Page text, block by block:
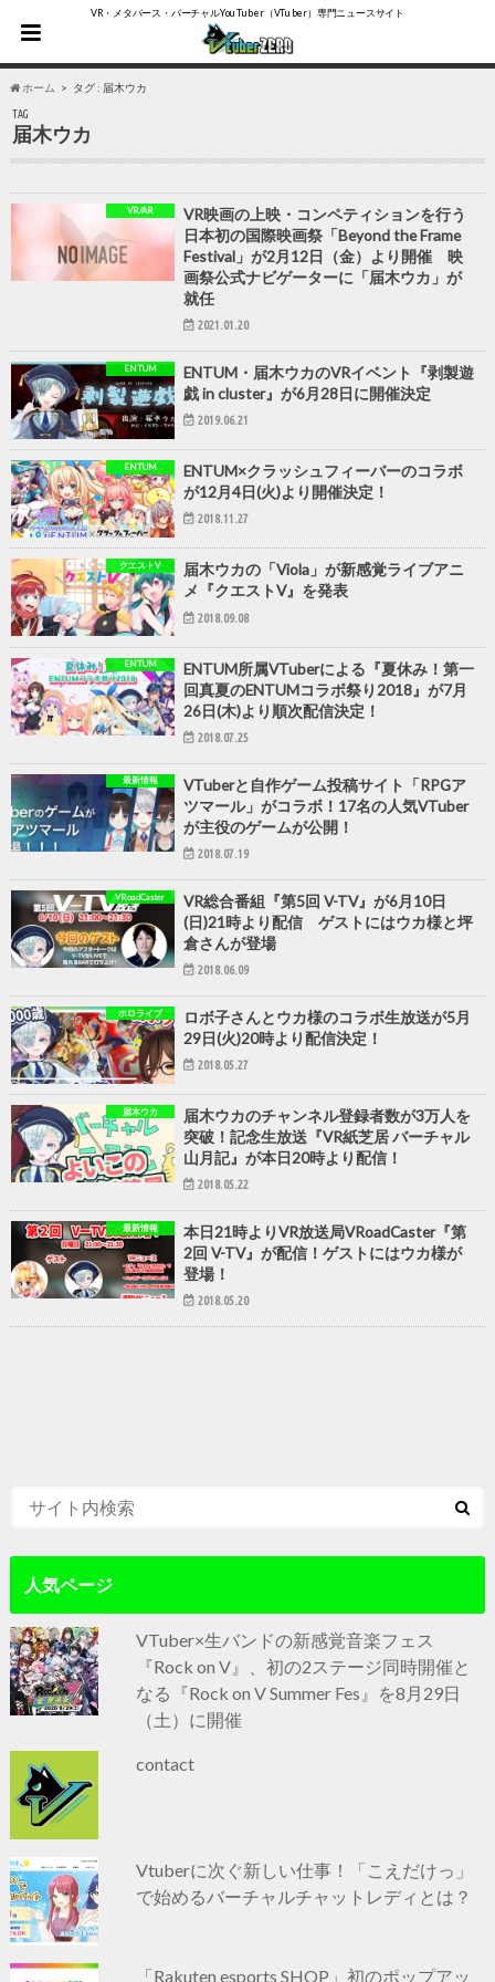
VR・メタバース・バーチャルYouTuber（VTuber）専門ニュースサイト
ホーム タグ : 届木ウカ
TAG
届木ウカ
VR/AR
VR映画の上映・コンペティションを行う
日本初の国際映画祭「Beyond the Frame
Festival」が2月12日（金）より開催 映
画祭公式ナビゲーターに「届木ウカ」が
就任
2021.01.20
ENTUM
ENTUM・届木ウカのVRイベント『剥製遊
戯 in cluster』が6月28日に開催決定
2019.06.21
ENTUM
ENTUM×クラッシュフィーバーのコラボ
が12月4日(火)より開催決定！
2018.11.27
クエストV
届木ウカの「Viola」が新感覚ライブアニ
メ『クエストV』を発表
2018.09.08
ENTUM
ENTUM所属VTuberによる『夏休み！第一
回真夏のENTUMコラボ祭り2018』が7月
26日(木)より順次配信決定！
2018.07.25
最新情報
VTuberと自作ゲーム投稿サイト「RPGア
ツマール」がコラボ！17名の人気VTuber
が主役のゲームが公開！
2018.07.19
VRoadCaster
VR総合番組『第5回 V-TV』が6月10日
(日)21時より配信 ゲストにはウカ様と坪
倉さんが登場
2018.06.09
ホロライブ
ロボ子さんとウカ様のコラボ生放送が5月
29日(火)20時より配信決定！
2018.05.27
届木ウカ
届木ウカのチャンネル登録者数が3万人を
突破！記念生放送『VR紙芝居 バーチャル
山月記』が本日20時より配信！
2018.05.22
最新情報
本日21時よりVR放送局VRoadCaster『第
2回 V-TV』が配信！ゲストにはウカ様が
登場！
2018.05.20
人気ページ
VTuber×生バンドの新感覚音楽フェス
『Rock on V』、初の2ステージ同時開催と
なる『Rock on V Summer Fes』を8月29日
（土）に開催
contact
Vtuberに次ぐ新しい仕事！「こえだけっ」
で始めるバーチャルチャットレディとは？
「Rakuten esports SHOP」初のポップアッ